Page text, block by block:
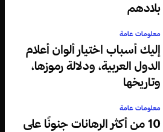
بلادهم
معلومات عامة
إليك أسباب اختيار ألوان أعلام
الدول العربية، ودلالة رموزها،
وتاريخها
معلومات عامة
10 من أكثر الرهانات جنونًا على